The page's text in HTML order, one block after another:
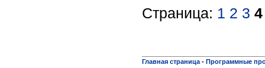
Страница: 1 2 3 4
Главная страница - Программные